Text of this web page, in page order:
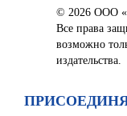
© 2026 ООО
Все права
возможно
издательства.